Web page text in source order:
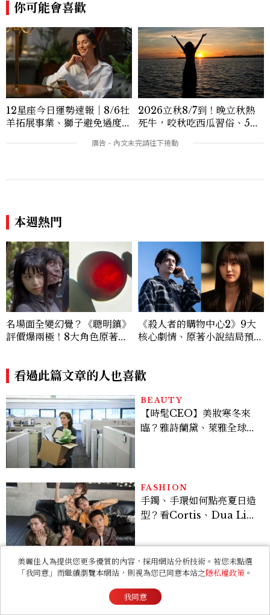
度的內容。 《Marie Claire》始終以敏銳
視角與編輯直覺，引領讀者探索女性多元面
貌與生活品味風格的無限可能。
你可能會喜歡
12星座今日運勢速報｜8/6牡
羊拓展事業、獅子避免過度借
2026立秋8/7到！晚立秋熱
死牛，咬秋吃西瓜習俗、5大
本週熱門
名場面全變幻覺？《聰明鎮》
評價爆兩極！8大角色原著差
玉果邏輯翻車
《殺人者的購物中心2》9大
核心劇情、原著小說結局預測
變
看過此篇文章的人也喜歡
BEAUTY
【時髦CEO】美妝寒冬來
臨？雅詩蘭黛、萊雅全球裁
FASHION
手鐲、手環如何點亮夏日造
型？看Cortis、Dua Lip
ENTERTAINMENT
MC Man｜實心生活，張
美麗佳人為提供您更多優質的內容，採用網站分析技術。若您未點選
「我同意」而繼續瀏覽本網站，則視為您已同意本站之隱私權政策 。
我同意